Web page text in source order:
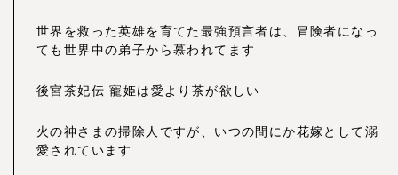
世界を救った英雄を育てた最強預言者は、冒険者になっ
ても世界中の弟子から慕われてます
後宮茶妃伝 寵姫は愛より茶が欲しい
火の神さまの掃除人ですが、いつの間にか花嫁として溺
愛されています